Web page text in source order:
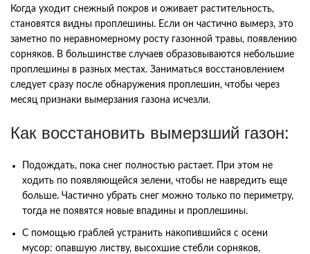
Когда уходит снежный покров и оживает растительность,
становятся видны проплешины. Если он частично вымерз, это
заметно по неравномерному росту газонной травы, появлению
сорняков. В большинстве случаев образовываются небольшие
проплешины в разных местах. Заниматься восстановлением
следует сразу после обнаружения проплешин, чтобы через
месяц признаки вымерзания газона исчезли.
Как восстановить вымерзший газон:
Подождать, пока снег полностью растает. При этом не
ходить по появляющейся зелени, чтобы не навредить еще
больше. Частично убрать снег можно только по периметру,
тогда не появятся новые впадины и проплешины.
С помощью граблей устранить накопившийся с осени
мусор: опавшую листву, высохшие стебли сорняков,